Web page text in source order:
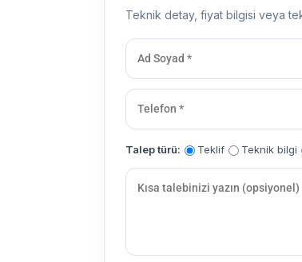
Teknik detay, fiyat bilgisi veya
Talep türü: Teklif Teknik bilgi